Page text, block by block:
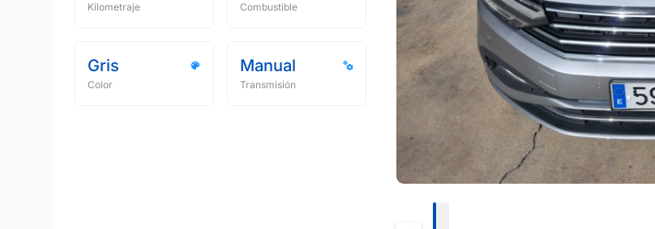
Kilometraje Combustible
Gris
Color
Manual
Transmisión